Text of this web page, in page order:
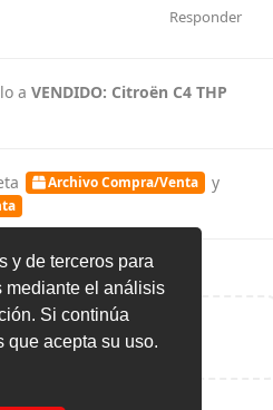
y de terceros para
mediante el análisis
Si continúa
que acepta su uso.
Responder
a VENDIDO: Citroën C4 THP
Archivo Compra/Venta
y